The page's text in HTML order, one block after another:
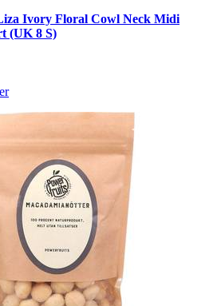
Ivory Floral Cowl Neck Midi
(UK 8 S)